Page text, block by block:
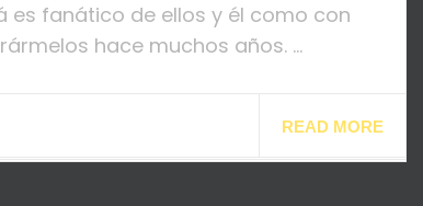
es fanático de ellos y él como con
hace muchos años. ...
READ MORE